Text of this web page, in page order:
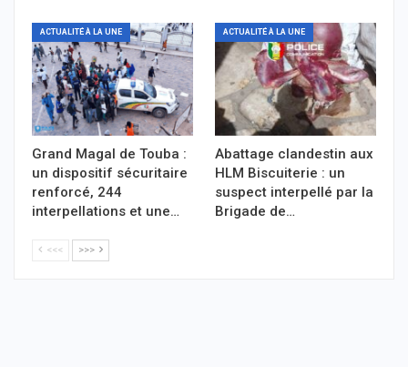
ACTUALITÉ À LA UNE
Grand Magal de Touba :
un dispositif sécuritaire
renforcé, 244
interpellations et une…
ACTUALITÉ À LA UNE
Abattage clandestin aux
HLM Biscuiterie : un
suspect interpellé par la
Brigade de…
<<< >>>